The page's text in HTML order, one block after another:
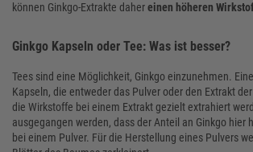
können Ginkgo-Extrakte dahereinen höheren
Ginkgo Kapseln oder Tee: Was ist besser?
Tees sind eine Möglichkeit, Ginkgo einzunehmen.
Kapseln, die entweder das Pulver oder den Extrakt
die Wirkstoffe bei einem Extrakt gezielt extrahiert
ausgegangen werden, dass der Anteil an Ginkgo hier
bei einem Pulver. Für die Herstellung eines Pulvers